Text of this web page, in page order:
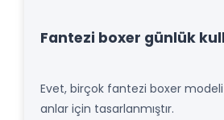
Fantezi boxer günlük
Evet, birçok fantezi boxer
anlar için tasarlanmıştır.